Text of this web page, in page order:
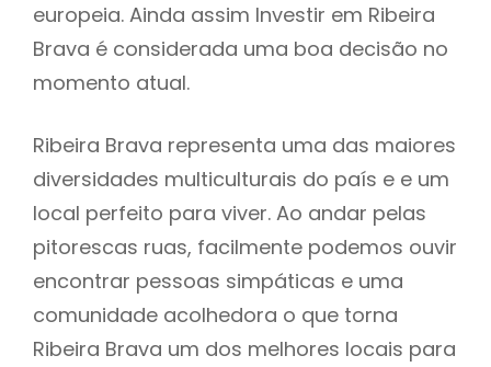
europeia. Ainda assim Investir em Ribeira
Brava é considerada uma boa decisão no
momento atual.
Ribeira Brava representa uma das maiores
diversidades multiculturais do país e e um
local perfeito para viver. Ao andar pelas
pitorescas ruas, facilmente podemos ouvir
encontrar pessoas simpáticas e uma
comunidade acolhedora o que torna
Ribeira Brava um dos melhores locais para